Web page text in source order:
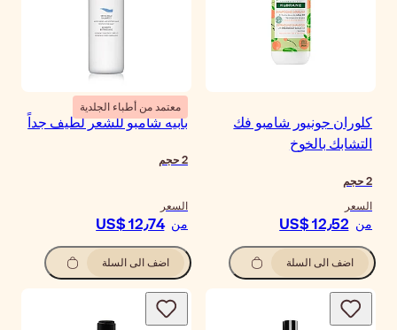
كلوران جونيور شامبو فك
التشابك بالخوخ
2حجم
السعر
من US$ 12٫52
اضف الى السلة
معتمد من أطباء الجلدية
بابيه شامبو للشعر لطيف جداً
2حجم
السعر
من US$ 12٫74
اضف الى السلة